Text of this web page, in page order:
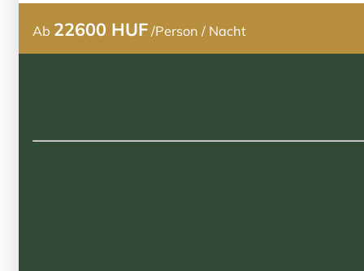
Ab 22600 HUF /Person / Nacht